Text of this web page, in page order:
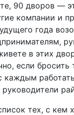
90 дворов —
компании и
года
в этих
если
каждым
тех, с кем